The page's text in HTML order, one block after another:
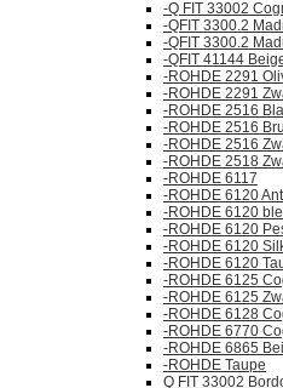
-Q FIT 33002
-QFIT 3300.2
-QFIT 3300.2
-QFIT 41144
-ROHDE 2291
-ROHDE 2291
-ROHDE 2516
-ROHDE 2516
-ROHDE 2516
-ROHDE 2518
-ROHDE 6117
-ROHDE 6120
-ROHDE 6120
-ROHDE 6120
-ROHDE 6120
-ROHDE 6120
-ROHDE 6125
-ROHDE 6125
-ROHDE 6128
-ROHDE 6770
-ROHDE 6865
-ROHDE Taupe
Q FIT 33002